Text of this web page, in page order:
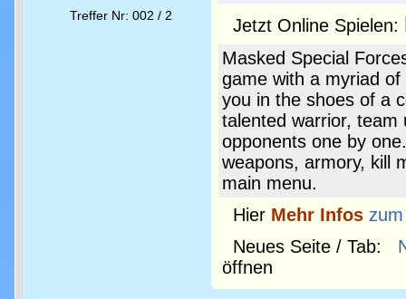
Treffer Nr: 002 / 2 Jetzt Online Spielen:
Masked Special
game with a myriad
you in the shoes of a
talented warrior,
opponents one by
weapons, armory, kill
main menu.
Hier Mehr Infos
Neues Seite / Tab:
öffnen